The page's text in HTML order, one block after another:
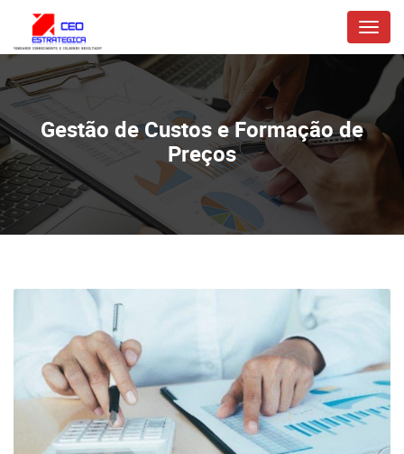
Menu
Gestão de Custos e Formação de
Preços